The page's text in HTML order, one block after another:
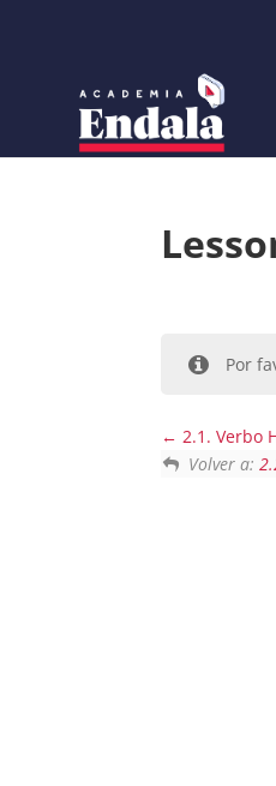
Por
2.1. Verbo
Volver a: